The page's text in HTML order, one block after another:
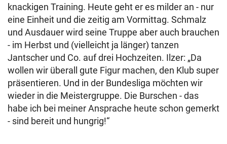
knackigen Training. Heute geht er es milder an - nur
eine Einheit und die zeitig am Vormittag. Schmalz
und Ausdauer wird seine Truppe aber auch brauchen
- im Herbst und (vielleicht ja länger) tanzen
Jantscher und Co. auf drei Hochzeiten. Ilzer: „Da
wollen wir überall gute Figur machen, den Klub super
präsentieren. Und in der Bundesliga möchten wir
wieder in die Meistergruppe. Die Burschen - das
habe ich bei meiner Ansprache heute schon gemerkt
- sind bereit und hungrig!“